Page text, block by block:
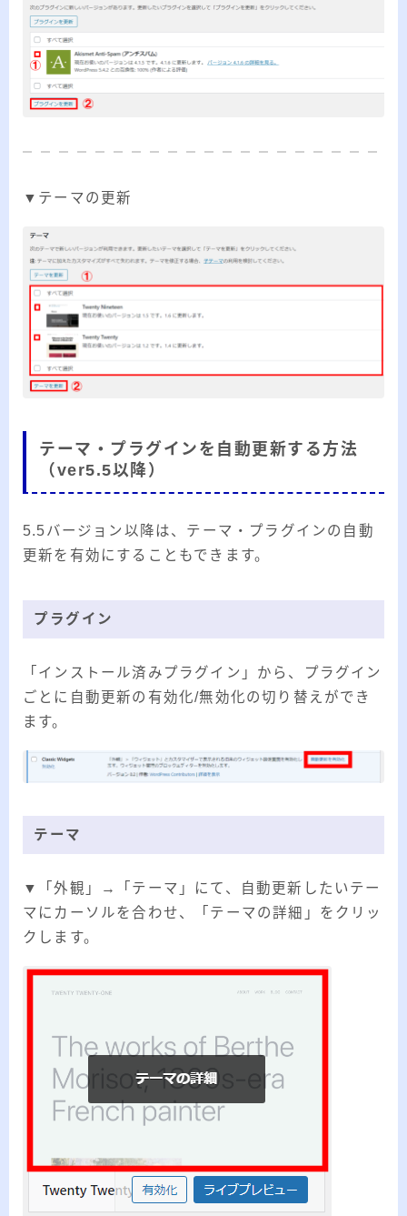
▼テーマの更新
テーマ・プラグインを自動更新する方法
（ver5.5以降）
5.5バージョン以降は、テーマ・プラグインの自動
更新を有効にすることもできます。
プラグイン
「インストール済みプラグイン」から、プラグイン
ごとに自動更新の有効化/無効化の切り替えができ
ます。
テーマ
▼「外観」→「テーマ」にて、自動更新したいテー
マにカーソルを合わせ、「テーマの詳細」をクリッ
クします。